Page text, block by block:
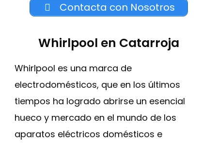
Contacta con Nosotros
Whirlpool en Catarroja
Whirlpool es una marca de
electrodomésticos, que en los últimos
tiempos ha logrado abrirse un esencial
hueco y mercado en el mundo de los
aparatos eléctricos domésticos e